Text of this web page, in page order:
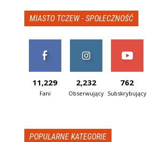
MIASTO TCZEW - SPOŁECZNOŚĆ
11,229
Fani
2,232
Obserwujący
762
Subskrybujący
POPULARNE KATEGORIE